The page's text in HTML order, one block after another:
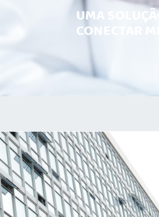
UMA
CONECTAR